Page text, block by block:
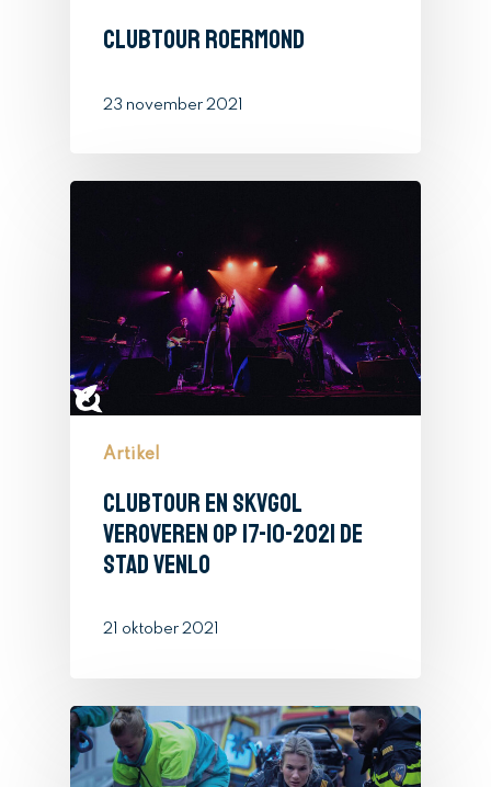
Clubtour Roermond
23 november 2021
Artikel
Clubtour en SKVGOL
veroveren op 17-10-2021 de
stad Venlo
21 oktober 2021